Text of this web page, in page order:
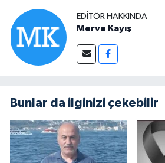
EDITÖR HAKKINDA
Merve Kayış
Bunlar da ilginizi çekebilir